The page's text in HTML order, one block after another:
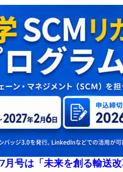
月号は「未来を創る輸送